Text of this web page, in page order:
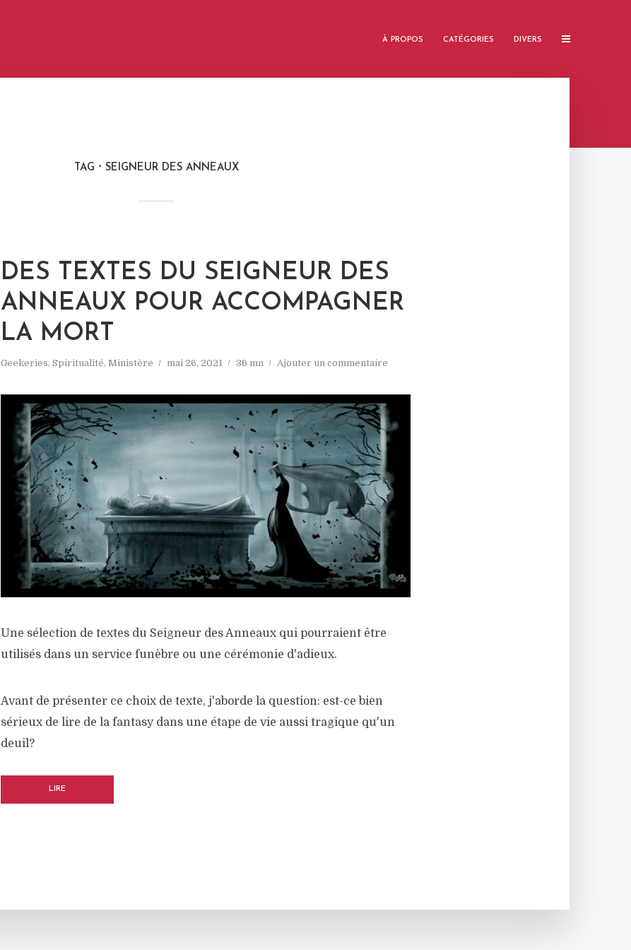
À PROPOS CATÉGORIES DIVERS
TAG SEIGNEUR DES ANNEAUX
DES TEXTES DU SEIGNEUR DES
ANNEAUX POUR ACCOMPAGNER
LA MORT
Geekeries, Spiritualité, Ministère mai 26, 2021 36 mn Ajouter un commentaire
Une sélection de textes du Seigneur des Anneaux qui pourraient être
utilisés dans un service funèbre ou une cérémonie d'adieux.
Avant de présenter ce choix de texte, j'aborde la question: est-ce bien
sérieux de lire de la fantasy dans une étape de vie aussi tragique qu'un
deuil?
LIRE